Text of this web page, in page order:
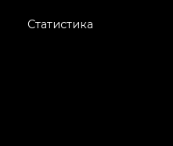
Статистика